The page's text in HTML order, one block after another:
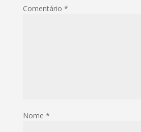
Comentário *
Nome *